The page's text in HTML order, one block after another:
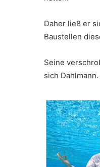
Daher ließ er
Baustellen
Seine
sich Dahlmann.